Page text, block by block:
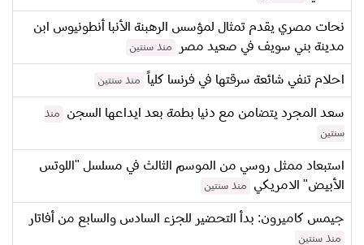
نحات مصري يقدم تمثال لمؤسس الرهبنة الأنبا أنطونيوس ابن
مدينة بني سويف في صعيد مصر
منذ سنتين
احلام تنفي شائعة سرقتها في فرنسا كلياً منذ سنتين
سعد المجرد يتضامن مع دنيا بطمة بعد ايداعها السجن
منذ
سنتين
استبعاد ممثل روسي من الموسم الثالث في مسلسل "اللوتس
الأبيض" الامريكي
منذ سنتين
جيمس كاميرون: بدأ التحضير للجزء السادس والسابع من أفاتار
منذ سنتين